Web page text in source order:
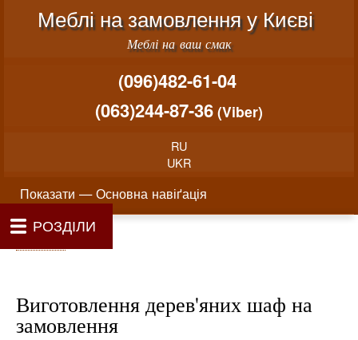
Перейти до основного
Меню облікового запису користувача
Меблі на замовлення у Києві
Меблі на ваш смак
(096)482-61-04
(063)244-87-36 (Viber)
RU
UKR
Основна навіґація
Показати — Основна навіґація
Як проводиться замовлення меблів
Вартість виготовлення меблів
Рядок навіґації
Головна
Виготовлення дерев'яних шаф на
замовлення
РОЗДІЛИ